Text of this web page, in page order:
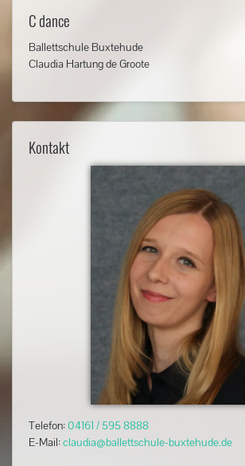
C dance
Ballettschule Buxtehude
Claudia Hartung de Groote
Kontakt
Telefon:04161 / 595 8888
E-Mail:claudia@ballettschule-buxtehude.de